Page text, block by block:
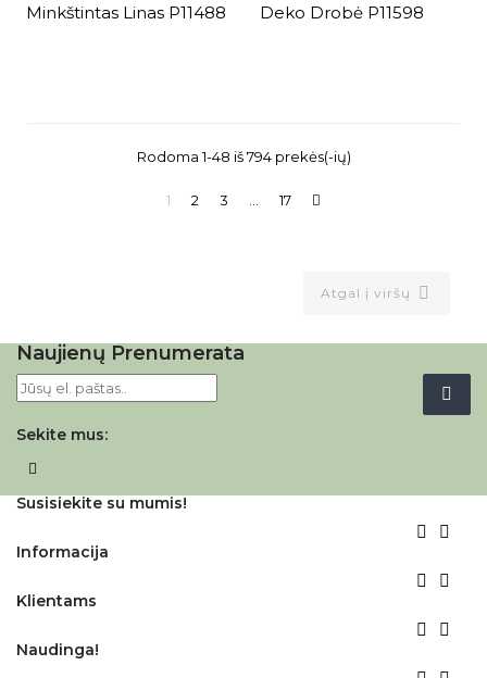
Minkštintas Linas P11488 Deko Drobė P11598
Rodoma 1-48 iš 794 prekės(-ių)
1 2 3 17
Atgal į viršų 
Naujienų Prenumerata
Sekite mus:
Susisiekite su mumis!
 
Informacija
 
Klientams
 
Naudinga!